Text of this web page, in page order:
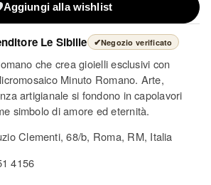
Aggiungi alla wishlist
Le Sibille ✔Negozio verificato
che crea gioielli esclusivi con
Minuto Romano. Arte,
artigianale si fondono in capolavori
simbolo di amore ed eternità.
Clementi, 68/b, Roma, RM, Italia
4156